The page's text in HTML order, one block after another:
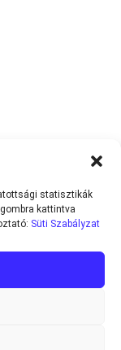
statisztikák
kattintva
Süti Szabályzat